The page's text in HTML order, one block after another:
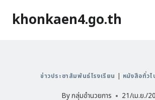
khonkaen4.go.th
ข่าวประชาสัมพันธ์โรงเรียน หนังสือทั่วไ
Byกลุ่มอำนวยการ 21/เม.ย./